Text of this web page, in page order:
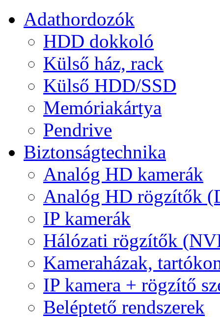
Adathordozók
HDD dokkoló
Külső ház, rack
Külső HDD/SSD
Memóriakártya
Pendrive
Biztonságtechnika
Analóg HD kamerák
Analóg HD rögzítők
IP kamerák
Hálózati rögzítők
Kameraházak,
IP kamera + rögzítő
Beléptető rendszerek